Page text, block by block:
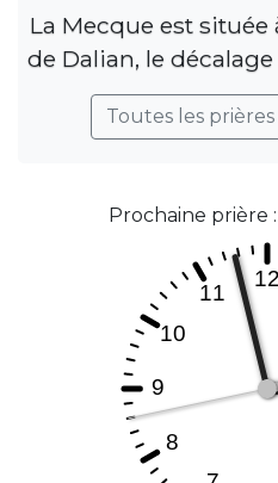
La Mecque est située
de Dalian, le
Toutes les
Prochaine prière